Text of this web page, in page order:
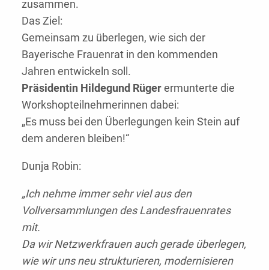
zusammen.
Das Ziel:
Gemeinsam zu überlegen, wie sich der
Bayerische Frauenrat in den kommenden
Jahren entwickeln soll.
Präsidentin Hildegund Rügerermunterte die
Workshopteilnehmerinnen dabei:
„Es muss bei den Überlegungen kein Stein auf
dem anderen bleiben!“
Dunja Robin:
„Ich nehme immer sehr viel aus den
Vollversammlungen des Landesfrauenrates
mit.
Da wir Netzwerkfrauen auch gerade überlegen,
wie wir uns neu strukturieren, modernisieren